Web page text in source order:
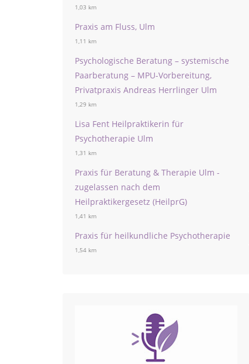
1,03 km
Praxis am Fluss, Ulm
1,11 km
Psychologische Beratung – systemische
Paarberatung – MPU-Vorbereitung,
Privatpraxis Andreas Herrlinger Ulm
1,29 km
Lisa Fent Heilpraktikerin für
Psychotherapie Ulm
1,31 km
Praxis für Beratung & Therapie Ulm -
zugelassen nach dem
Heilpraktikergesetz (HeilprG)
1,41 km
Praxis für heilkundliche Psychotherapie
1,54 km